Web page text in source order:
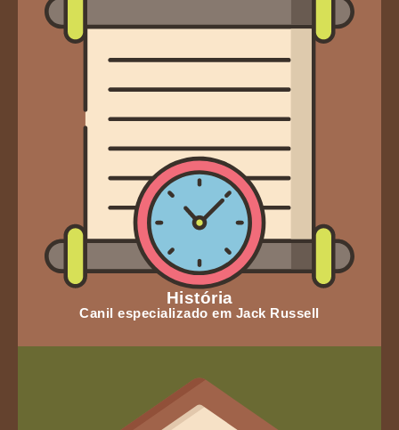
História
Canil especializado em Jack Russell